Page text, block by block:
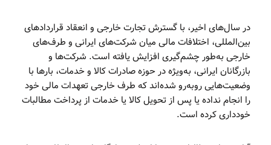
در سال‌های اخیر، با گسترش تجارت خارجی و انعقاد قراردادهای
بین‌المللی، اختلافات مالی میان شرکت‌های ایرانی و طرف‌های
خارجی به‌طور چشم‌گیری افزایش یافته است. شرکت‌ها و
بازرگانان ایرانی، به‌ویژه در حوزه صادرات کالا و خدمات، بارها با
وضعیت‌هایی روبه‌رو شده‌اند که طرف خارجی تعهدات مالی خود
را انجام نداده یا پس از تحویل کالا یا خدمات از پرداخت مطالبات
خودداری کرده است.